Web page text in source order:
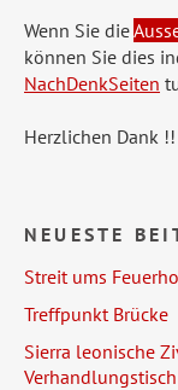
Wenn Sie die
können Sie dies
NachDenkSeiten
Herzlichen Dank !!
NEUESTE
Streit ums
Treffpunkt Brücke
Sierra leonische
Verhandlungstisch